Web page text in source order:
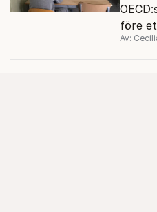
före
Av: